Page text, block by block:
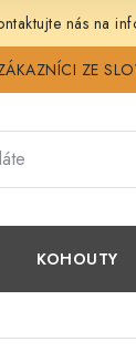
nás na
ZE
KOHOUTY